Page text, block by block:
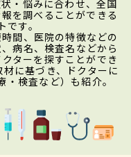
・悩みに合わせ、全国
を調べることができる
す。
間、医院の特徴などの
病名、検査名などから
ターを探すことができ
に基づき、ドクターに
検査など）も紹介。